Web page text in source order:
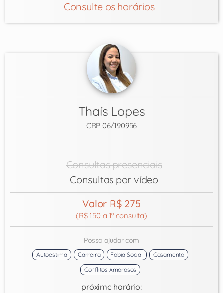
Consulte os horários
Thaís Lopes
CRP 06/190956
Consultas presenciais
Consultas por vídeo
Valor R$ 275
(R$ 150 a 1ª consulta)
Posso ajudar com
Autoestima Carreira Fobia Social
Casamento
Conflitos Amorosos
próximo horário: